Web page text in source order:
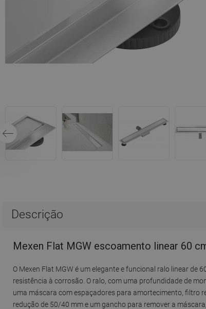
Descrição
Mexen Flat MGW escoamento linear 60
O Mexen Flat MGW é um elegante e funcional ralo linear de
resistência à corrosão. O ralo, com uma profundidade de
uma máscara com espaçadores para amortecimento, filtro
redução de 50/40 mm e um gancho para remover a